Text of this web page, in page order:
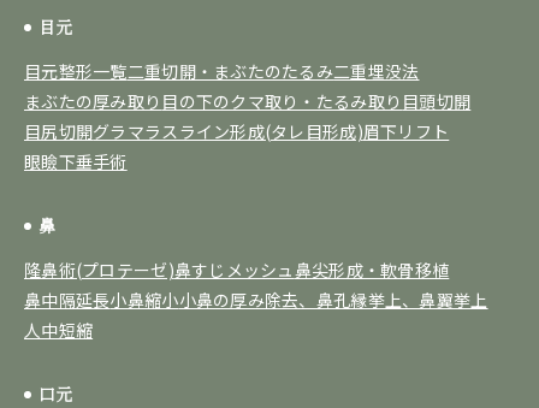
目元
目元整形一覧二重切開・まぶたのたるみ二重埋没法
まぶたの厚み取り 目の下のクマ取り・たるみ取り 目頭切開
目尻切開グラマラスライン形成(タレ目形成)眉下リフト
眼瞼下垂手術
鼻
隆鼻術(プロテーゼ)鼻すじメッシュ鼻尖形成・軟骨移植
鼻中隔延長小鼻縮小小鼻の厚み除去、鼻孔縁挙上、鼻翼挙上
人中短縮
口元